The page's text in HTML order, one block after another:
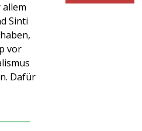
Sinti
vor
Dafür